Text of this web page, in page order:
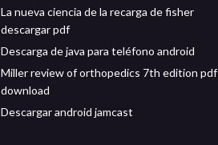
La nueva ciencia de la recarga de fisher
descargar pdf
Descarga de java para teléfono android
Miller review of orthopedics 7th edition pdf
download
Descargar android jamcast